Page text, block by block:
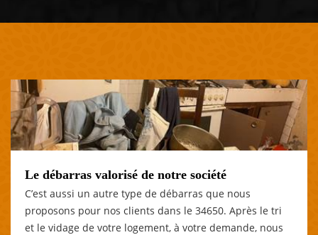
Le débarras valorisé de notre société
C’est aussi un autre type de débarras que nous
proposons pour nos clients dans le 34650. Après le tri
et le vidage de votre logement, à votre demande, nous